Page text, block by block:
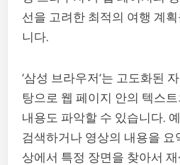
선을 고려한 최적의 여행 계
니다.
‘삼성 브라우저’는 고도화된
탕으로 웹 페이지 안의 텍스
내용도 파악할 수 있습니다.
검색하거나 영상의 내용을 요
상에서 특정 장면을 찾아서